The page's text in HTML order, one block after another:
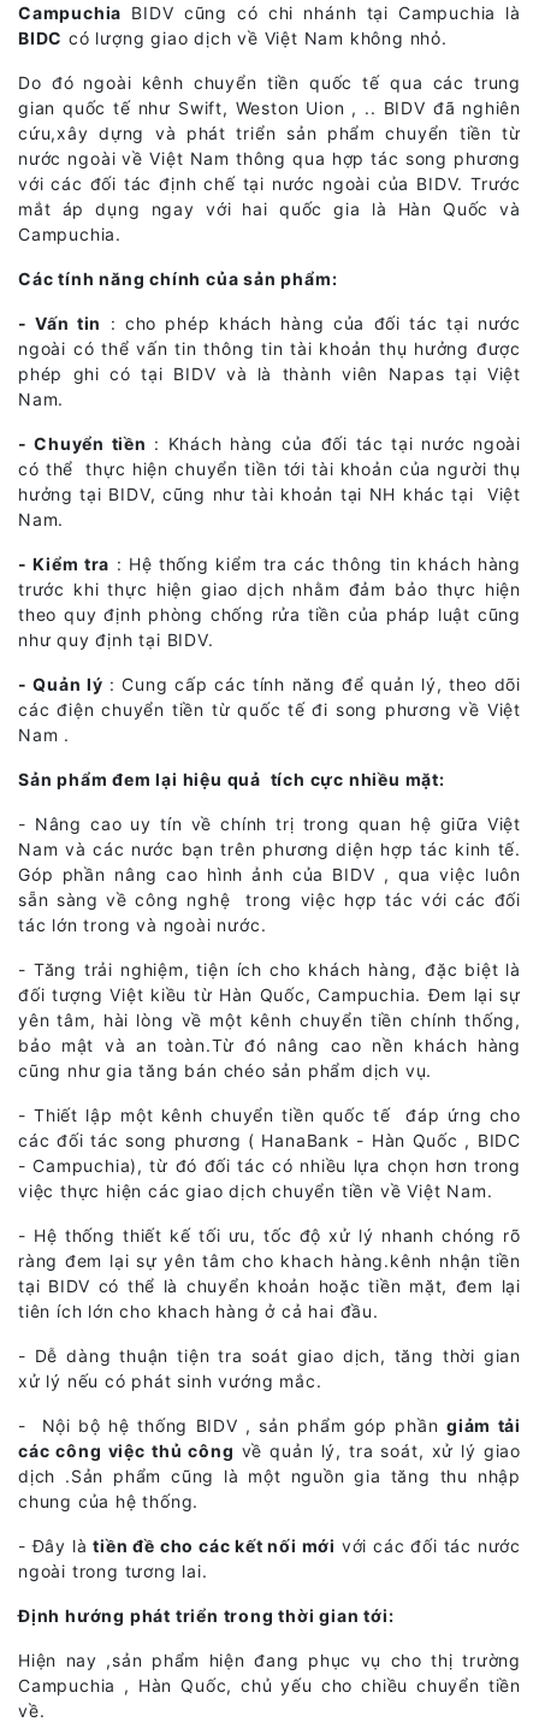
Campuchia BIDV cũng có chi nhánh tại Campuchia là
BIDC có lượng giao dịch về Việt Nam không nhỏ.
Do đó ngoài kênh chuyển tiền quốc tế qua các trung
gian quốc tế như Swift, Weston Uion , .. BIDV đã nghiên
cứu,xây dựng và phát triển sản phẩm chuyển tiền từ
nước ngoài về Việt Nam thông qua hợp tác song phương
với các đối tác định chế tại nước ngoài của BIDV. Trước
mắt áp dụng ngay với hai quốc gia là Hàn Quốc và
Campuchia.
Các tính năng chính của sản phẩm:
- Vấn tin
: cho phép khách hàng của đối tác tại nước
ngoài có thể vấn tin thông tin tài khoản thụ hưởng được
phép ghi có tại BIDV và là thành viên Napas tại Việt
Nam.
- Chuyển tiền : Khách hàng của đối tác tại nước ngoài
có thể thực hiện chuyển tiền tới tài khoản của người thụ
hưởng tại BIDV, cũng như tài khoản tại NH khác tại Việt
Nam.
- Kiểm tra : Hệ thống kiểm tra các thông tin khách hàng
trước khi thực hiện giao dịch nhằm đảm bảo thực hiện
theo quy định phòng chống rửa tiền của pháp luật cũng
như quy định tại BIDV.
- Quản lý : Cung cấp các tính năng để quản lý, theo dõi
các điện chuyển tiền từ quốc tế đi song phương về Việt
Nam .
Sản phẩm đem lại hiệu quả tích cực nhiều mặt:
- Nâng cao uy tín về chính trị trong quan hệ giữa Việt
Nam và các nước bạn trên phương diện hợp tác kinh tế.
Góp phần nâng cao hình ảnh của BIDV , qua việc luôn
sẵn sàng về công nghệ trong việc hợp tác với các đối
tác lớn trong và ngoài nước.
- Tăng trải nghiệm, tiện ích cho khách hàng, đặc biệt là
đối tượng Việt kiều từ Hàn Quốc, Campuchia. Đem lại sự
yên tâm, hài lòng về một kênh chuyển tiền chính thống,
bảo mật và an toàn.Từ đó nâng cao nền khách hàng
cũng như gia tăng bán chéo sản phẩm dịch vụ.
- Thiết lập một kênh chuyển tiền quốc tế đáp ứng cho
các đối tác song phương ( HanaBank - Hàn Quốc , BIDC
- Campuchia), từ đó đối tác có nhiều lựa chọn hơn trong
việc thực hiện các giao dịch chuyển tiền về Việt Nam.
- Hệ thống thiết kế tối ưu, tốc độ xử lý nhanh chóng rõ
ràng đem lại sự yên tâm cho khach hàng.kênh nhận tiền
tại BIDV có thể là chuyển khoản hoặc tiền mặt, đem lại
tiên ích lớn cho khach hàng ở cả hai đầu.
- Dễ dàng thuận tiện tra soát giao dịch, tăng thời gian
xử lý nếu có phát sinh vướng mắc.
- Nội bộ hệ thống BIDV , sản phẩm góp phầngiảm tải
các công việc thủ công về quản lý, tra soát, xử lý giao
dịch .Sản phẩm cũng là một nguồn gia tăng thu nhập
chung của hệ thống.
- Đây làtiền đề cho các kết nối mới với các đối tác nước
ngoài trong tương lai.
Định hướng phát triển trong thời gian tới:
Hiện nay ,sản phẩm hiện đang phục vụ cho thị trường
Campuchia , Hàn Quốc, chủ yếu cho chiều chuyển tiền
về.